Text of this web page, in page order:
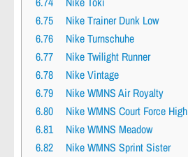
6.75
Nike Trainer Dunk Low
6.76
Nike Turnschuhe
6.77
Nike Twilight Runner
6.78
Nike Vintage
6.79
Nike WMNS Air Royalty
6.80
Nike WMNS Court Force High
6.81
Nike WMNS Meadow
6.82
Nike WMNS Sprint Sister